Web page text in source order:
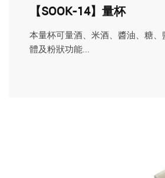
【SOOK-14】量杯
本量杯可量酒、米酒、醬油、糖
體及粉狀功能...